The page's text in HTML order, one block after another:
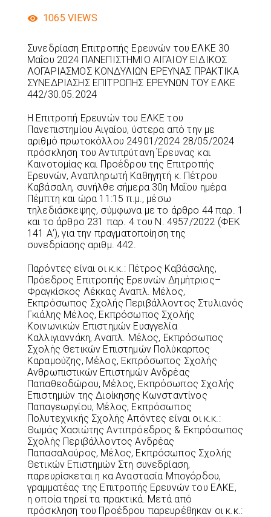
1065 VIEWS
Συνεδρίαση Επιτροπής Ερευνών του ΕΛΚΕ 30
Μαΐου 2024 ΠΑΝΕΠΙΣΤΗΜΙΟ ΑΙΓΑΙΟΥ ΕΙΔΙΚΟΣ
ΛΟΓΑΡΙΑΣΜΟΣ ΚΟΝΔΥΛΙΩΝ ΕΡΕΥΝΑΣ ΠΡΑΚΤΙΚΑ
ΣΥΝΕΔΡΙΑΣΗΣ ΕΠΙΤΡΟΠΗΣ ΕΡΕΥΝΩΝ ΤΟΥ ΕΛΚΕ
442/30.05.2024
Η Επιτροπή Ερευνών του ΕΛΚΕ του
Πανεπιστημίου Αιγαίου, ύστερα από την με
αριθμό πρωτοκόλλου 24901/2024 28/05/2024
πρόσκληση του Αντιπρύτανη Έρευνας και
Καινοτομίας και Προέδρου της Επιτροπής
Ερευνών, Αναπληρωτή Καθηγητή κ. Πέτρου
Καβάσαλη, συνήλθε σήμερα 30η Μαΐου ημέρα
Πέμπτη και ώρα 11:15 π.μ., μέσω
τηλεδιάσκεψης, σύμφωνα με το άρθρο 44 παρ. 1
και το άρθρο 231 παρ. 4 του Ν. 4957/2022 (ΦΕΚ
141 Α’), για την πραγματοποίηση της
συνεδρίασης αριθμ. 442.
Παρόντες είναι οι κ.κ.: Πέτρος Καβάσαλης,
Πρόεδρος Επιτροπής Ερευνών Δημήτριος–
Φραγκίσκος Λέκκας Αναπλ. Μέλος,
Εκπρόσωπος Σχολής Περιβάλλοντος Στυλιανός
Γκιάλης Μέλος, Εκπρόσωπος Σχολής
Κοινωνικών Επιστημών Ευαγγελία
Καλλιγιαννάκη, Αναπλ. Μέλος, Εκπρόσωπος
Σχολής Θετικών Επιστημών Πολύκαρπος
Καραμούζης, Μέλος, Εκπρόσωπος Σχολής
Ανθρωπιστικών Επιστημών Ανδρέας
Παπαθεοδώρου, Μέλος, Εκπρόσωπος Σχολής
Επιστημών της Διοίκησης Κωνσταντίνος
Παπαγεωργίου, Μέλος, Εκπρόσωπος
Πολυτεχνικής Σχολής Απόντες είναι οι κ.κ.:
Θωμάς Χασιώτης Αντιπρόεδρος & Εκπρόσωπος
Σχολής Περιβάλλοντος Ανδρέας
Παπασαλούρος, Μέλος, Εκπρόσωπος Σχολής
Θετικών Επιστημών Στη συνεδρίαση,
παρευρίσκεται η κα Αναστασία Μπογόρδου,
γραμματέας της Επιτροπής Ερευνών του ΕΛΚΕ,
η οποία τηρεί τα πρακτικά. Μετά από
πρόσκληση του Προέδρου παρευρέθηκαν οι κ.κ.: